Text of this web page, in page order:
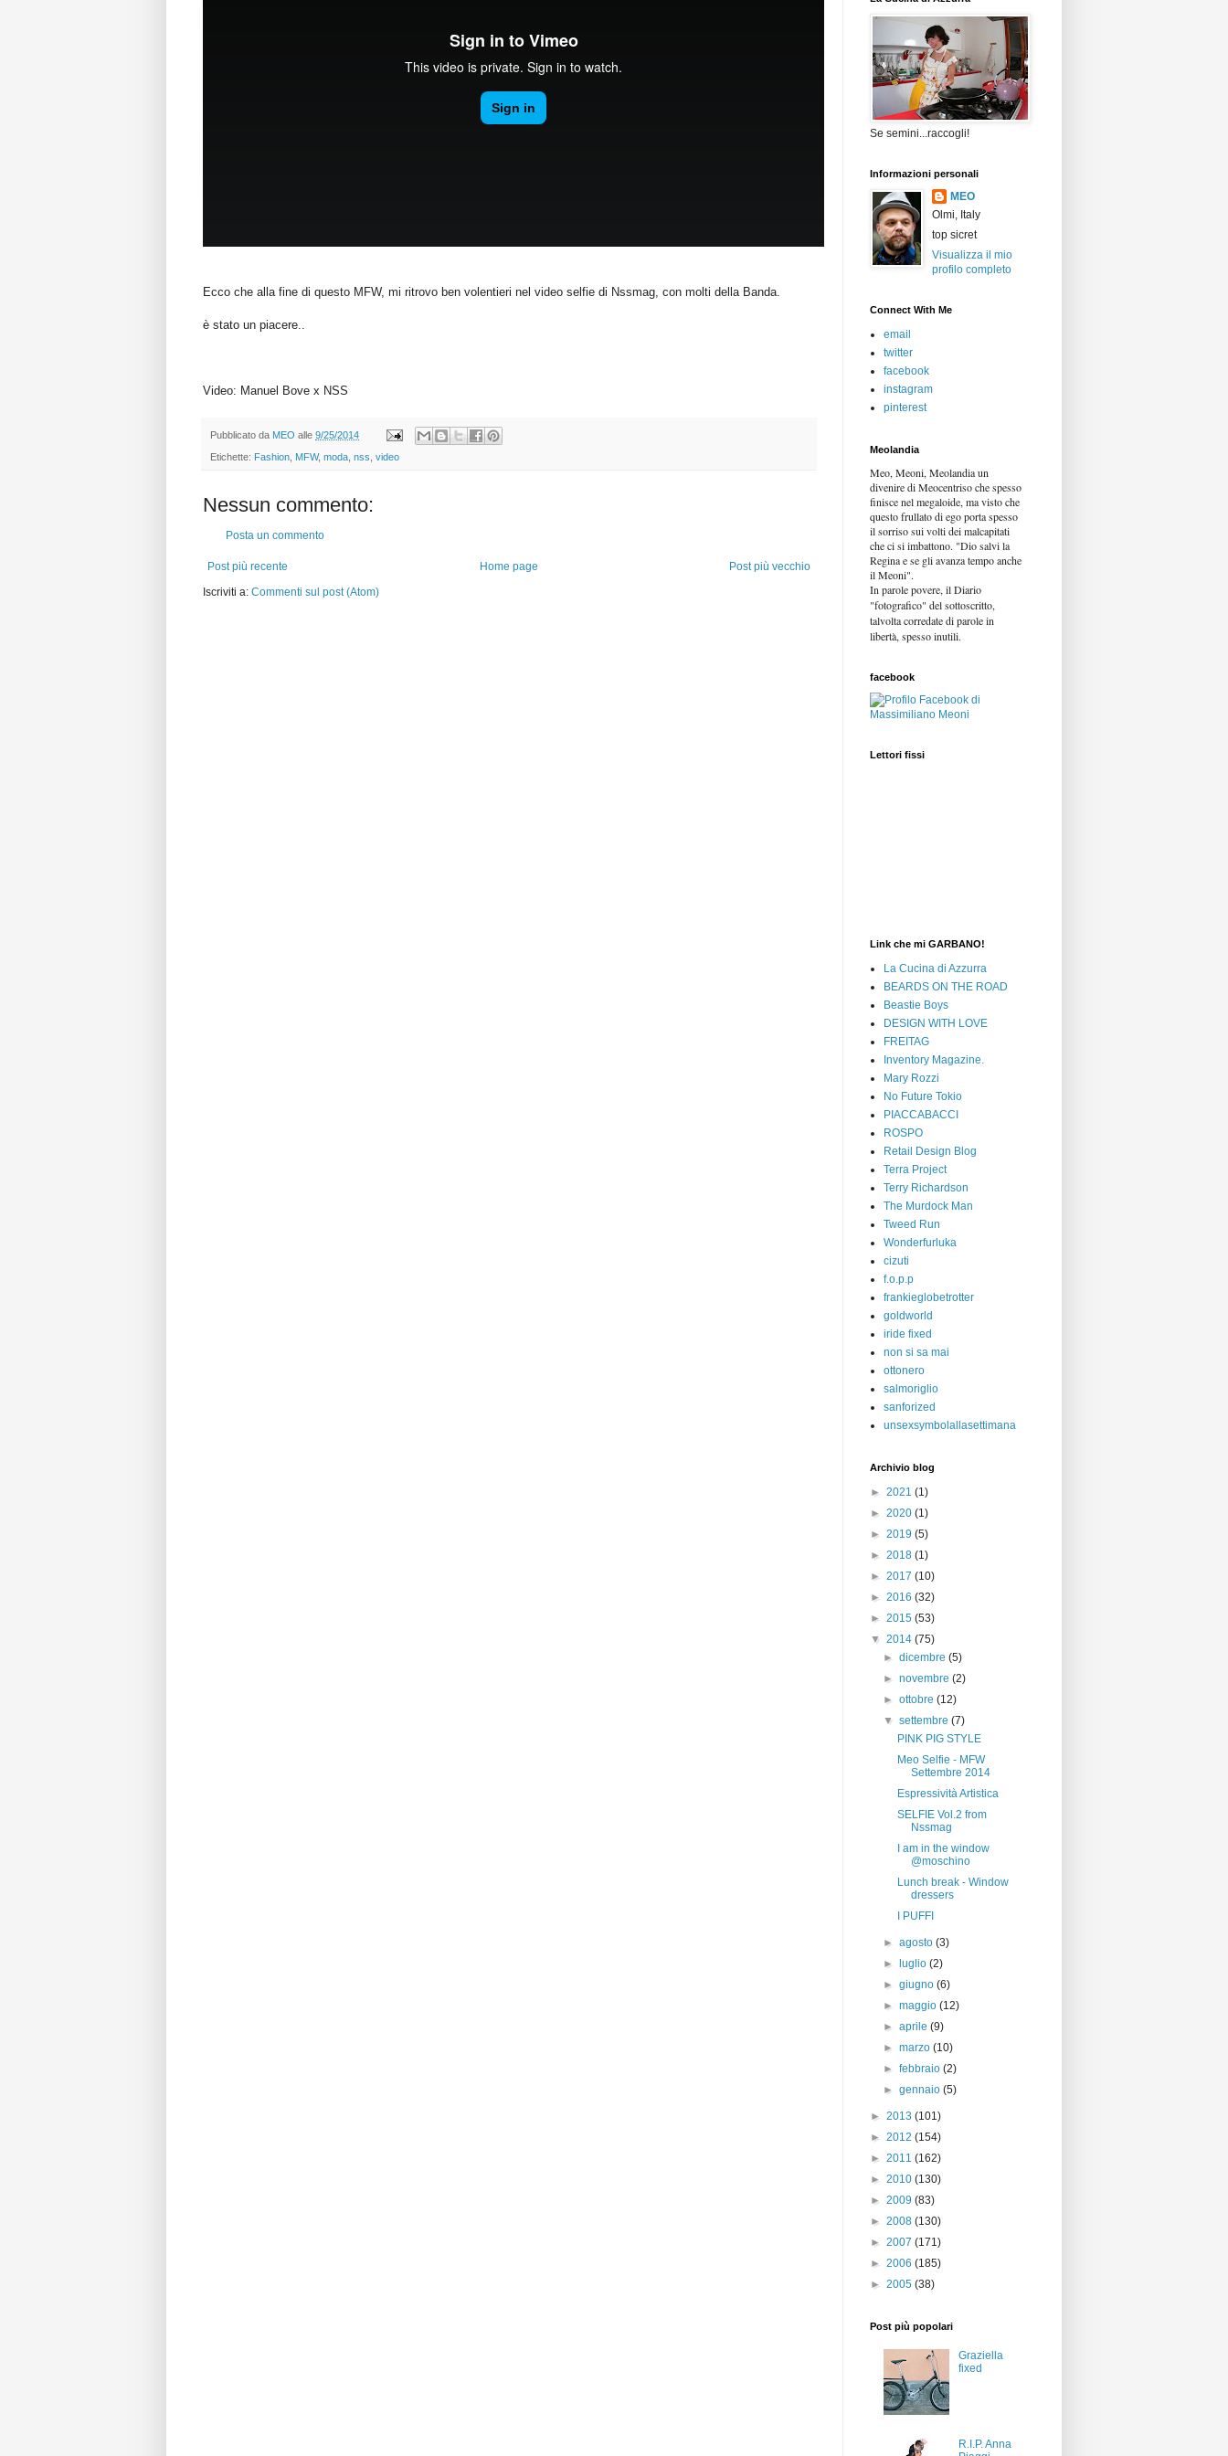
Ecco che alla fine di questo MFW, mi ritrovo ben volentieri nel video selfie di Nssmag, con molti della Banda.
è stato un piacere..
Video: Manuel Bove x NSS
Pubblicato da MEO alle 9/25/2014
Etichette: Fashion MFW, moda nss video
Nessun commento:
Posta un commento
Post più recente Post più vecchio
Home page
Iscriviti a: Commenti sul post (Atom)
Se semini...raccogli!
Informazioni personali
MEO
Olmi, Italy
top sicret
Visualizza il mio
profilo completo
Connect With Me
email
twitter
facebook
instagram
pinterest
Meolandia
Meo, Meoni, Meolandia un
divenire di Meocentriso che spesso
finisce nel megaloide, ma visto che
questo frullato di ego porta spesso
il sorriso sui volti dei malcapitati
che ci si imbattono. "Dio salvi la
Regina e se gli avanza tempo anche
il Meoni".
In parole povere, il Diario
"fotografico" del sottoscritto,
talvolta corredate di parole in
libertà, spesso inutili.
facebook
Lettori fissi
Link che mi GARBANO!
La Cucina di Azzurra
BEARDS ON THE ROAD
Beastie Boys
DESIGN WITH LOVE
FREITAG
Inventory Magazine.
Mary Rozzi
No Future Tokio
PIACCABACCI
ROSPO
Retail Design Blog
Terra Project
Terry Richardson
The Murdock Man
Tweed Run
Wonderfurluka
cizuti
f.o.p.p
frankieglobetrotter
goldworld
iride fixed
non si sa mai
ottonero
salmoriglio
sanforized
unsexsymbolallasettimana
Archivio blog
► 2021 (1)
► 2020 (1)
► 2019 (5)
► 2018 (1)
► 2017 (10)
► 2016 (32)
► 2015 (53)
▼ 2014 (75)
►dicembre(5)
►novembre(2)
►ottobre(12)
▼settembre(7)
PINK PIG STYLE
Meo Selfie - MFW
Settembre 2014
Espressività Artistica
SELFIE Vol.2 from
Nssmag
I am in the window
@moschino
Lunch break - Window
dressers
I PUFFI
►agosto(3)
►
luglio(2)
►giugno(6)
►maggio(12)
►aprile(9)
►marzo(10)
►febbraio(2)
►gennaio(5)
► 2013 (101)
► 2012 (154)
► 2011 (162)
► 2010 (130)
► 2009 (83)
► 2008 (130)
► 2007 (171)
► 2006 (185)
► 2005 (38)
Post più popolari
Graziella
fixed
R.I.P. Anna